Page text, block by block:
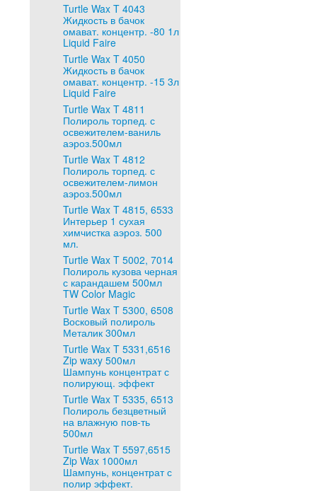
Turtle Wax T 4043
Жидкость в бачок
омават. концентр. -80 1л
Liquid Faire
Turtle Wax T 4050
Жидкость в бачок
омават. концентр. -15 3л
Liquid Faire
Turtle Wax T 4811
Полироль торпед. с
освежителем-ваниль
аэроз.500мл
Turtle Wax T 4812
Полироль торпед. с
освежителем-лимон
аэроз.500мл
Turtle Wax T 4815, 6533
Интерьер 1 сухая
химчистка аэроз. 500
мл.
Turtle Wax T 5002, 7014
Полироль кузова черная
с карандашем 500мл
TW Color Magic
Turtle Wax T 5300, 6508
Восковый полироль
Металик 300мл
Turtle Wax T 5331,6516
Zip waxy 500мл
Шампунь концентрат с
полирующ. эффект
Turtle Wax T 5335, 6513
Полироль безцветный
на влажную пов-ть
500мл
Turtle Wax T 5597,6515
Zip Wax 1000мл
Шампунь, концентрат с
полир эффект.